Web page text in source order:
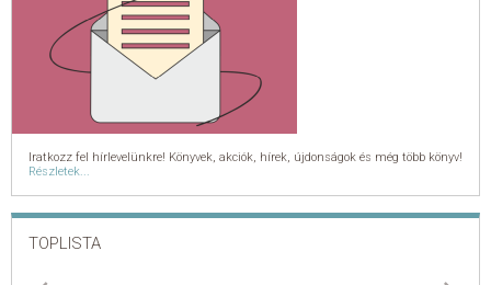
Iratkozz fel hírlevelünkre! Könyvek, akciók, hírek, újdonságok és még több könyv!
Részletek...
TOPLISTA